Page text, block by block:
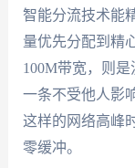
智能分流技术能
量优先分配到精
100M带宽，则
一条不受他人影
这样的网络高峰
零缓冲。